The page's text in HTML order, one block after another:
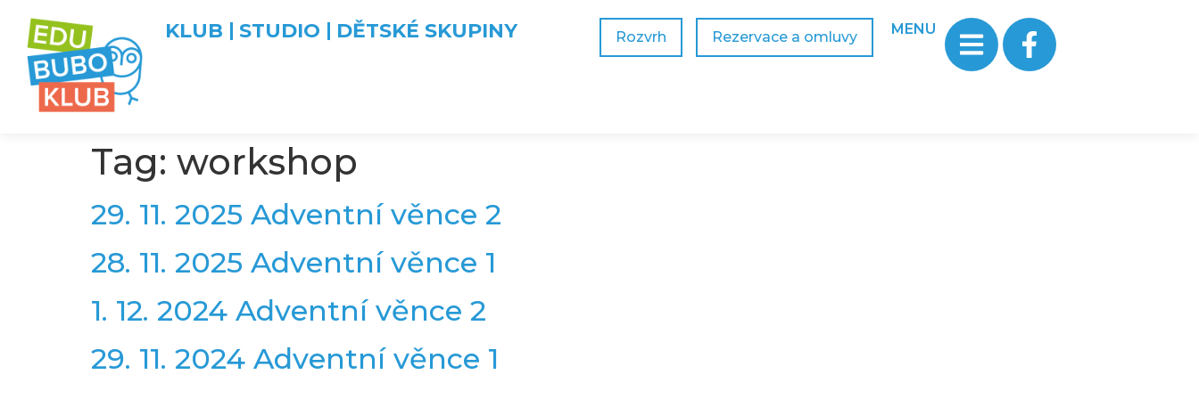
KLUB STUDIO DĚTSKÉ SKUPINY Rozvrh Rezervace a omluvy MENU
Tag: workshop
29. 11. 2025 Adventní věnce 2
28. 11. 2025 Adventní věnce 1
1. 12. 2024 Adventní věnce 2
29. 11. 2024 Adventní věnce 1